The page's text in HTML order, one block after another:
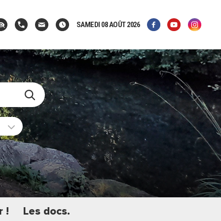
SAMEDI 08 AOÛT 2026
! Les docs.